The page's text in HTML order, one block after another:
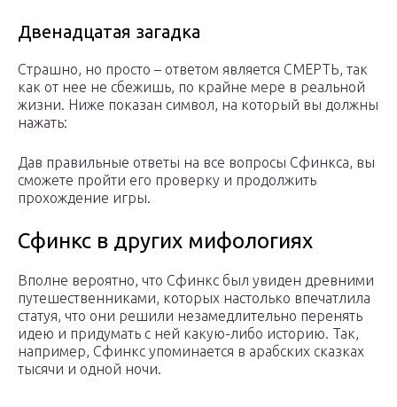
Двенадцатая загадка
Страшно, но просто – ответом является СМЕРТЬ, так
как от нее не сбежишь, по крайне мере в реальной
жизни. Ниже показан символ, на который вы должны
нажать:
Дав правильные ответы на все вопросы Сфинкса, вы
сможете пройти его проверку и продолжить
прохождение игры.
Сфинкс в других мифологиях
Вполне вероятно, что Сфинкс был увиден древними
путешественниками, которых настолько впечатлила
статуя, что они решили незамедлительно перенять
идею и придумать с ней какую-либо историю. Так,
например, Сфинкс упоминается в арабских сказках
тысячи и одной ночи.